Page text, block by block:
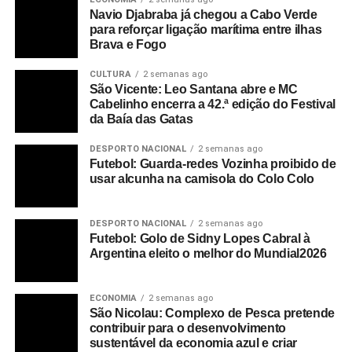
dois, três anos, vai ter um impacto positivo e desejável a
nível da curva das pendências em Cabo Verde.
Num ano em que o país celebra os 50 anos da sua
independência, Bernardino Delgado fez um “balanço
positivo” do sector da justiça, embora tenha destacando
para superar os constrangimentos que ainda existem na
justiça, mas também os “ganhos consideráveis”
Como exemplo de sucesso, o presidente do CSMJ
apontou o Supremo Tribunal de Justiça que, segundo ele,
funciona em condições normais e com resultados
sentir os resultados positivos”.
Por outro lado, reconheceu que nem todas as comarcas
apresentam o mesmo cenário, realçando os casos das
Navio Djabraba já chegou a Cabo Verde
para reforçar ligação marítima entre ilhas
Brava e Fogo
CULTURA 2 semanas ago
São Vicente: Leo Santana abre e MC
Cabelinho encerra a 42.ª edição do Festival
da Baía das Gatas
DESPORTO NACIONAL 2 semanas ago
Futebol: Guarda-redes Vozinha proibido de
usar alcunha na camisola do Colo Colo
DESPORTO NACIONAL 2 semanas ago
Futebol: Golo de Sidny Lopes Cabral à
Argentina eleito o melhor do Mundial2026
ECONOMIA 2 semanas ago
São Nicolau: Complexo de Pesca pretende
contribuir para o desenvolvimento
sustentável da economia azul e criar